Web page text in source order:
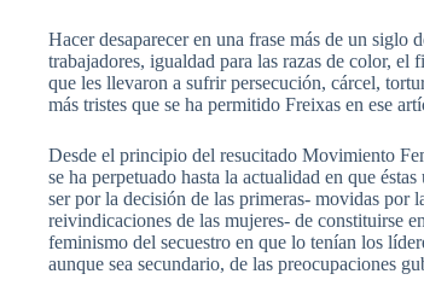
Hacer desaparecer en una frase más de un siglo
trabajadores, igualdad para las razas de color, el
que les llevaron a sufrir persecución, cárcel,
más tristes que se ha permitido Freixas en ese
Desde el principio del resucitado Movimiento
se ha perpetuado hasta la actualidad en que
ser por la decisión de las primeras- movidas por
reivindicaciones de las mujeres- de constituirse
feminismo del secuestro en que lo tenían los
aunque sea secundario, de las preocupaciones